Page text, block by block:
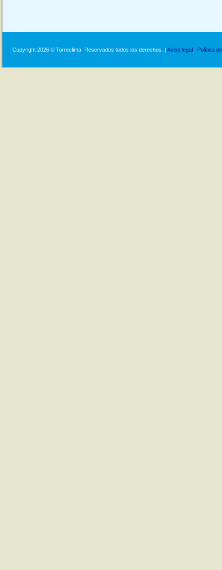
Copyright 2026 © Torreclima. Reservados todos los derechos. | Aviso legal | Política